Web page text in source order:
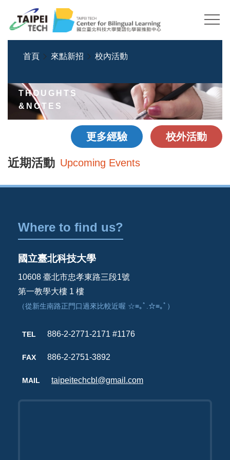
主
區
首頁 來點新招 校內活動
THOUGHTS
&NOTES
更多經驗 校外活動
近期活動 Upcoming Events
Where to find us?
國立臺北科技大學
10608 臺北市忠孝東路三段1號
第一教學大樓 1 樓
（從新生南路正門口過來比較近喔 ☆≡｡ﾟ.☆≡｡ﾟ）
TEL 886-2-2771-2171 #1176
FAX 886-2-2751-3892
MAIL taipeitechcbl@gmail.com